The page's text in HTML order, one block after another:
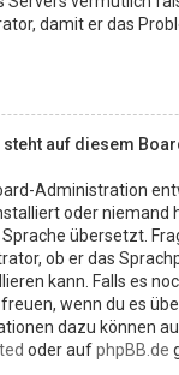
damit er das
steht auf diesem
Administration
oder niemand
übersetzt.
ob er das
kann. Falls es
wenn du es
dazu können
oder aufphpBB.de